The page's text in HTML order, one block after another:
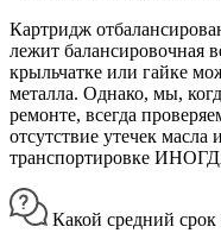
Картридж
лежит балансировочная
крыльчатке или гайке
металла. Однако, мы,
ремонте, всегда
отсутствие утечек
транспортировке
Какой средний